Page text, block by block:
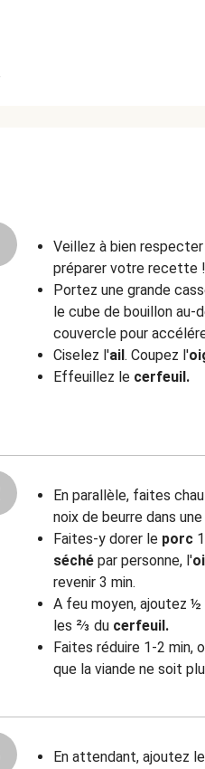
Veillez à bien
préparer votre recette !
Portez une grande
le cube de bouillon au-
couvercle pour
Ciselez l'ail. Coupez l'
Effeuillez le cerfeuil.
En parallèle, faites
noix de beurre dans
Faites-y dorer le porc
séché par personne, l'
revenir 3 min.
A feu moyen, ajoutez
les ⅔ du cerfeuil.
Faites réduire 1-2 min,
que la viande ne soit
En attendant, ajoutez